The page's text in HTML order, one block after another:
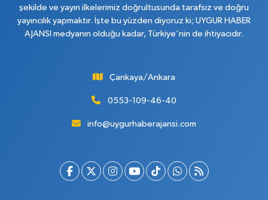
şekilde ve yayın ilkelerimiz doğrultusunda tarafsız ve doğru
yayıncılık yapmaktır. İşte bu yüzden diyoruz ki; UYGUR HABER
AJANSI medyanın olduğu kadar, Türkiye'nin de ihtiyacıdır.
Çankaya/Ankara
0553-109-46-40
info@uygurhaberajansi.com